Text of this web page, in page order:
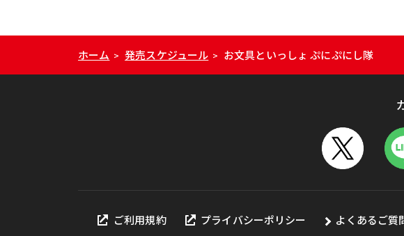
ホーム > 発売スケジュール > お文具といっしょ ぷにぷにし隊
ご利用規約 プライバシーポリシー よくあるご質